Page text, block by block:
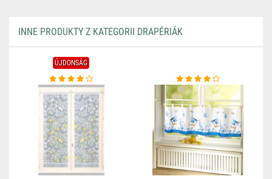
INNE PRODUKTY Z KATEGORII DRAPÉRIÁK
ÚJDONSÁG